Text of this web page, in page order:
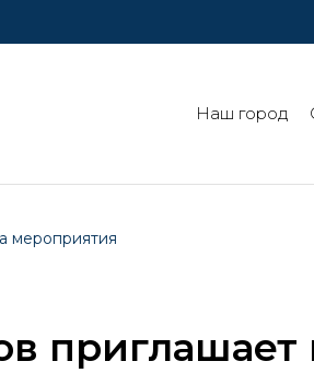
Наш город
мероприятия
приглашает